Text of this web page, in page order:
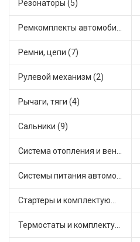
Резонаторы (5)
Ремкомплекты автомобильные (8)
Ремни, цепи (7)
Рулевой механизм (2)
Рычаги, тяги (4)
Сальники (9)
Система отопления и вентиляции (9)
Системы питания автомобиля (3)
Стартеры и комплектующие (16)
Термостаты и комплектующие системы охлаждения (20)